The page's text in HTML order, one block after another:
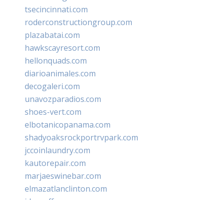
tsecincinnati.com
roderconstructiongroup.com
plazabatai.com
hawkscayresort.com
hellonquads.com
diarioanimales.com
decogaleri.com
unavozparadios.com
shoes-vert.com
elbotanicopanama.com
shadyoaksrockportrvpark.com
jccoinlaundry.com
kautorepair.com
marjaeswinebar.com
elmazatlanclinton.com